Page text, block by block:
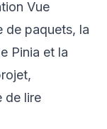
Vue
de paquets, la
Pinia et la
de lire